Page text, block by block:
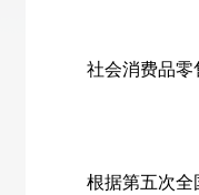
社会消费品零售
根据第五次全国